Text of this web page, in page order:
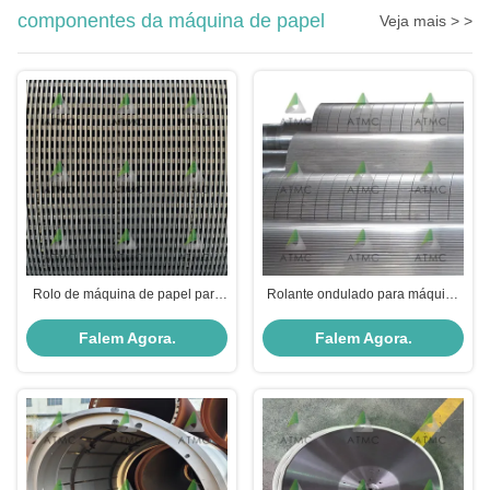
componentes da máquina de papel Veja mais > >
Rolo de máquina de papel para
Falem Agora.
Rolante ondulado para máquina
Falem Agora.